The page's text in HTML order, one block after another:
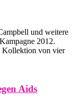
und weitere
2012.
Kollektion von vier
Aids